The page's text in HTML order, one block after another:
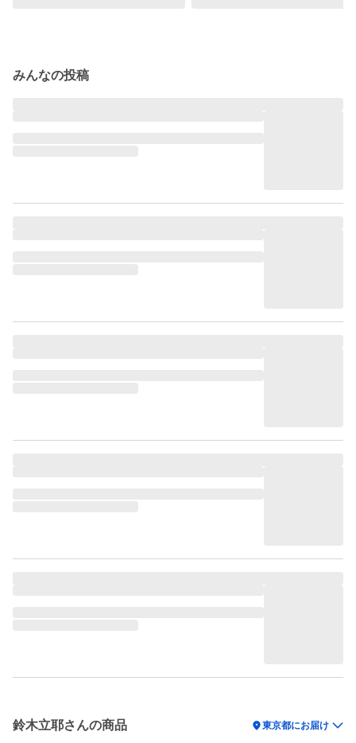
みんなの投稿
鈴木立耶さんの商品 location_on東京都にお届け